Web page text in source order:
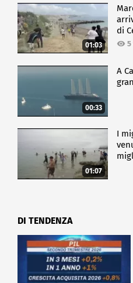
01:03
di
5
00:33
A
01:07
I
DI TENDENZA